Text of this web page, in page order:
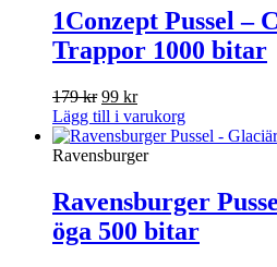
1Conzept Pussel –
Trappor 1000 bitar
179kr Det
ursprungliga
priset
var:
99 krDet
nuvarande
priset
är:
Lägg till i varukorg
Ravensburger
Ravensburger
öga 500 bitar